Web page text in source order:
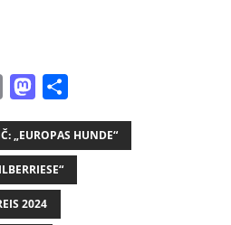
p
y
L
i
M
s
t
o
d
i
e
„EUROPAS HUNDE“
2024